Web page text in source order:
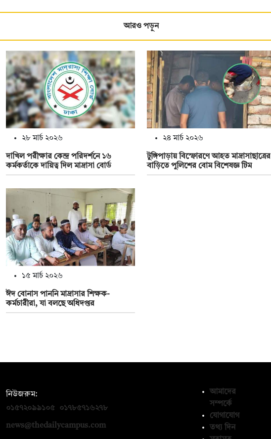
আরও পড়ুন
২৮ মার্চ ২০২৬
দাখিল পরীক্ষার কেন্দ্র পরিদর্শনে ১৬
কর্মকর্তাকে দায়িত্ব দিল মাদ্রাসা বোর্ড
২৪ মার্চ ২০২৬
টুঙ্গিপাড়ায় বিস্ফোরণে আহত মাদ্রাসাছাত্রের
বাড়িতে পুলিশের বোম বিশেষজ্ঞ টিম
১৫ মার্চ ২০২৬
ঈদ বোনাস পাননি মাদ্রাসার শিক্ষক-
কর্মচারীরা, যা বলছে অধিদপ্তর
নিউজরুম:
০১৫৭২০৯৯১০৫
০১৭৮৫৭১৬২৭৮
news@thedailycampus.com
আমাদের
সম্পর্কে
যোগাযোগ
তথ্য দিন